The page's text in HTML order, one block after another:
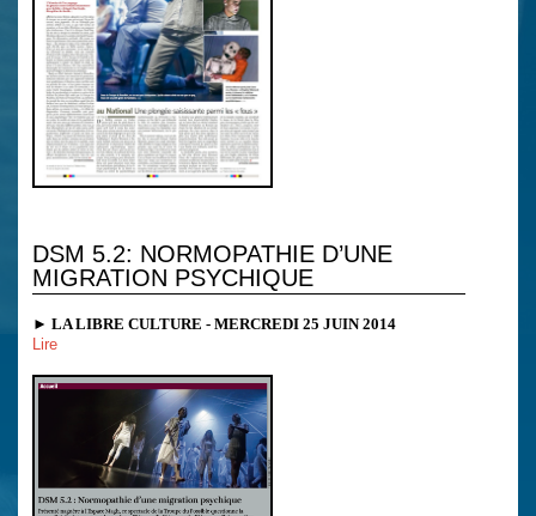
DSM 5.2: NORMOPATHIE D’UNE
MIGRATION PSYCHIQUE
► LA LIBRE CULTURE - MERCREDI 25 JUIN 2014
Lire